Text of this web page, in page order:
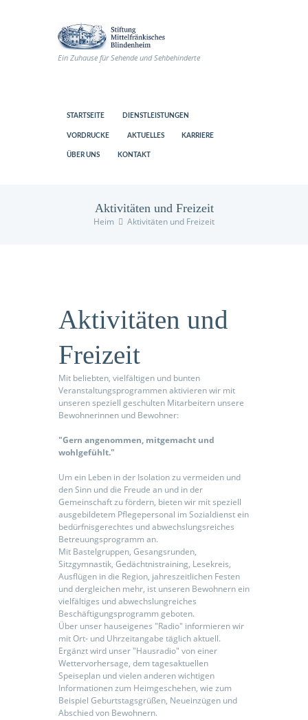
Ein Zuhause für Sehende und Sehbehinderte
STARTSEITE DIENSTLEISTUNGEN
VORDRUCKE AKTUELLES KARRIERE
ÜBER UNS KONTAKT
Aktivitäten und Freizeit
Heim Aktivitäten und Freizeit
Aktivitäten und
Freizeit
Mit beliebten, vielfältigen und bunten
Veranstaltungsprogrammen aktivieren wir mit
unseren speziell geschulten Mitarbeitern unsere
Bewohnerinnen und Bewohner:
"Gern angenommen, mitgemacht und
wohlgefühlt."
Um ein Leben in der Isolation zu vermeiden und
den Sinn und die Freude an und in der
Gemeinschaft zu fördern, bieten wir mit speziell
ausgebildetem Pflegepersonal im Sozialdienst ein
bedürfnisgerechtes und abwechslungsreiches
Betreuungsprogramm an.
Mit Bastelgruppen, Gesangsrunden,
Sitzgymnastik, Gedächtnistraining, Lesekreis,
Ausflügen in die Region, jahreszeitlichen Festen
und dergleichen mehr, ist unseren Bewohnern ein
vielfältiges und abwechslungreiches
Beschäftigungsprogramm geboten.
Über unser hauseigenes "Radio" informieren wir
mit Ort- und Uhrzeitangabe täglich aktuell.
Ergänzt wird unser "Hausradio" von einer
Wettervorhersage, dem tagesaktuellen
Speiseplan und vielen anderen wichtigen
Informationen zum Heimgeschehen, wie zum
Beispiel Geburtstagsgrüßen, Neueinzügen und
Abschied von Bewohnern.